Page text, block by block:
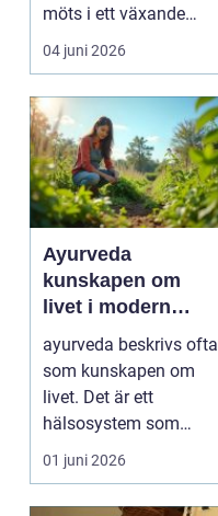
möts i ett växande
intresse för fotot...
04 juni 2026
Ayurveda
kunskapen om
livet i modern
vardag
ayurveda beskrivs ofta
som kunskapen om
livet. Det är ett
hälsosystem som
betonar balans, helhet
och...
01 juni 2026